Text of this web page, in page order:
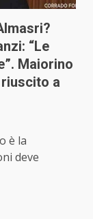
“Le
Maiorino
a
è la
deve